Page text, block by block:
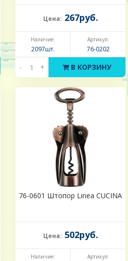
Цена: 267руб.
Наличие:
2097шт.
Артикул:
76-0202
- + В КОРЗИНУ
76-0601 Штопор Linea CUCINA
Цена: 502руб.
Наличие: Артикул: